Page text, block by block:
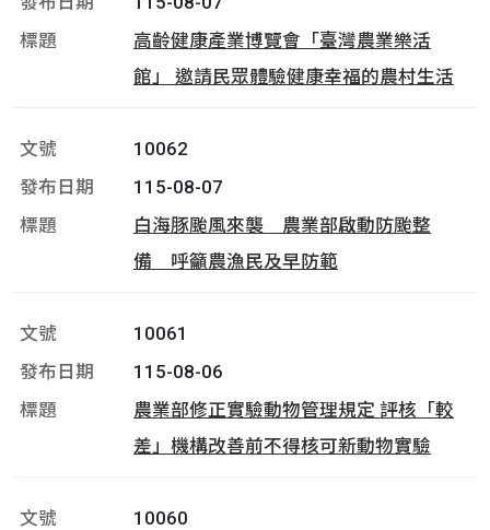
高齡健康產業博覽會「臺灣農業樂活
館」 邀請民眾體驗健康幸福的農村生活
10062
115-08-07
白海豚颱風來襲 農業部啟動防颱整
備 呼籲農漁民及早防範
10061
115-08-06
農業部修正實驗動物管理規定 評核「較
差」機構改善前不得核可新動物實驗
10060